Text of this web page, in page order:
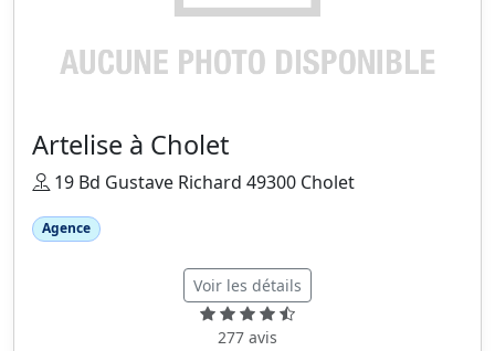
Artelise à Cholet
19 Bd Gustave Richard 49300 Cholet
Agence
Voir les détails
277 avis